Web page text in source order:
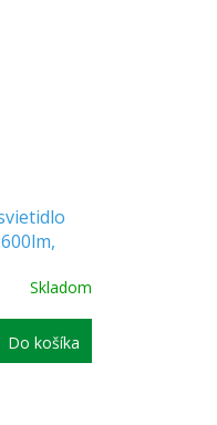
Skladom
Do košíka